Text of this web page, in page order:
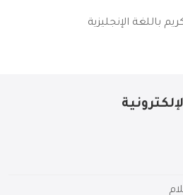
باللغة الإنجليزية